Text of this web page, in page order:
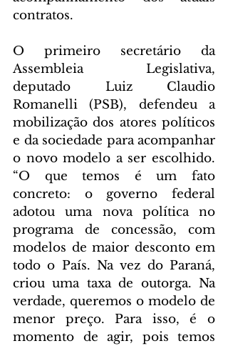
contratos.
O primeiro secretário da
Assembleia Legislativa,
deputado Luiz Claudio
Romanelli (PSB), defendeu a
mobilização dos atores políticos
e da sociedade para acompanhar
o novo modelo a ser escolhido.
“O que temos é um fato
concreto: o governo federal
adotou uma nova política no
programa de concessão, com
modelos de maior desconto em
todo o País. Na vez do Paraná,
criou uma taxa de outorga. Na
verdade, queremos o modelo de
menor preço. Para isso, é o
momento de agir, pois temos